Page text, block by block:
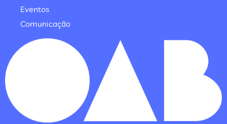
Eventos
Comunicação